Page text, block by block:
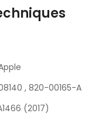
, 820-00165-A
(2017)